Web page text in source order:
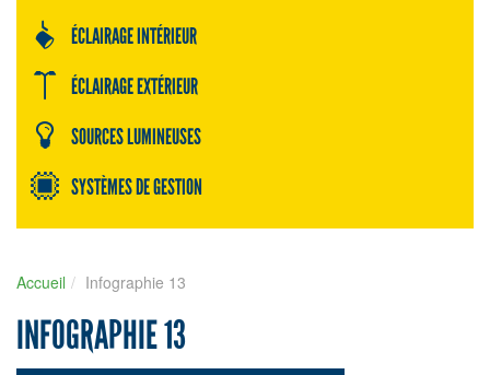
ÉCLAIRAGE INTÉRIEUR
ÉCLAIRAGE EXTÉRIEUR
SOURCES LUMINEUSES
SYSTÈMES DE GESTION
Accueil Infographie 13
INFOGRAPHIE 13